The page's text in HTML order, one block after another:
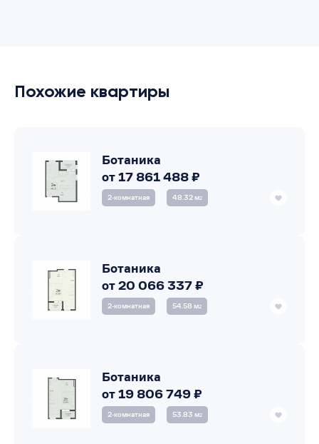
Похожие квартиры
Ботаника
от 17 861 488 ₽
2‑комнатная 48.32 м2
Ботаника
от 20 066 337 ₽
2‑комнатная 54.58 м2
Ботаника
от 19 806 749 ₽
2‑комнатная 53.83 м2